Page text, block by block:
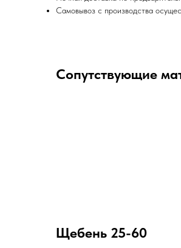
Самовывоз с производства
Сопутствующие
Щебень 25-60